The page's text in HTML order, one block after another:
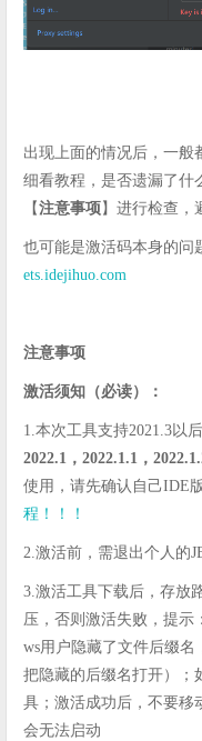
出现上面的情况后，一般
细看教程，是否遗漏了什
【注意事项 】进行检查，
也可能是激活码本身的问
ets.idejihuo.com
注意事项
激活须知（必读）：
1.本次工具支持2021.3以
2022.1，2022.1.1，
使用，请先确认自己IDE
程！！！
2.激活前，需退出个人的
3.激活工具下载后，存放
压，否则激活失败，提示
ws用户隐藏了文件后缀
把隐藏的后缀名打开）；
具；激活成功后，不要移
会无法启动